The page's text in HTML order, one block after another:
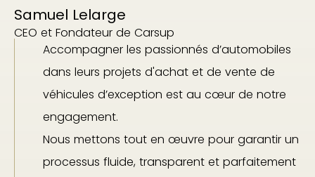
Samuel Lelarge
CEO et Fondateur de Carsup
Accompagner les passionnés d’automobiles
dans leurs projets d'achat et de vente de
véhicules d’exception est au cœur de notre
engagement.
Nous mettons tout en œuvre pour garantir un
processus fluide, transparent et parfaitement